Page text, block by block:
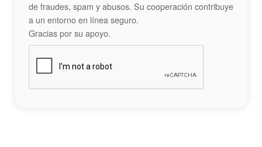
de fraudes, spam y abusos. Su cooperación contribuye
a un entorno en línea seguro.
Gracias por su apoyo.